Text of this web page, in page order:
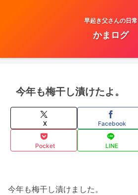
早起き父さんの日常
かまログ
今年も梅干し漬けたよ。
X Facebook
Pocket LINE
今年も梅干し漬けました。